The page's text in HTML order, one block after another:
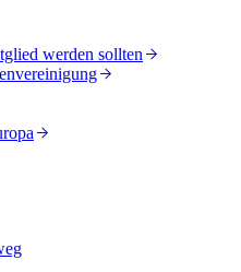
werden sollten